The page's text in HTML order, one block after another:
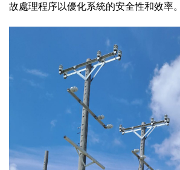
故處理程序以優化系統的安全性和效率。